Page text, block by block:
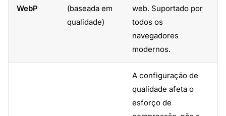
WebP
(baseada em
qualidade)
web. Suportado por
todos os
navegadores
modernos.
A configuração de
qualidade afeta o
esforço de